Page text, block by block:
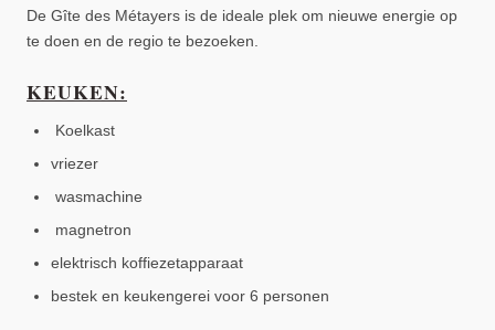
De Gîte des Métayers is de ideale plek om nieuwe energie op
te doen en de regio te bezoeken.
KEUKEN:
Koelkast
vriezer
wasmachine
magnetron
elektrisch koffiezetapparaat
bestek en keukengerei voor 6 personen